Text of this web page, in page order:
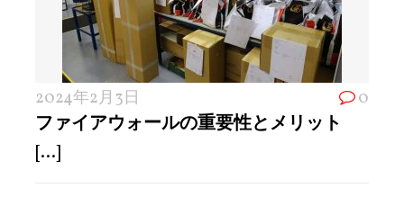
2024年2月3日 0
ファイアウォールの重要性とメリット
[...]